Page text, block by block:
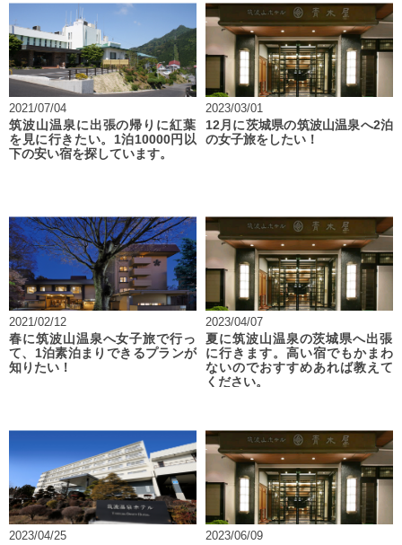
2021/07/04
筑波山温泉に出張の帰りに紅葉
を見に行きたい。1泊10000円以
下の安い宿を探しています。
2023/03/01
12月に茨城県の筑波山温泉へ2泊
の女子旅をしたい！
2021/02/12
春に筑波山温泉へ女子旅で行っ
て、1泊素泊まりできるプランが
知りたい！
2023/04/07
夏に筑波山温泉の茨城県へ出張
に行きます。高い宿でもかまわ
ないのでおすすめあれば教えて
ください。
2023/04/25
2023/06/09